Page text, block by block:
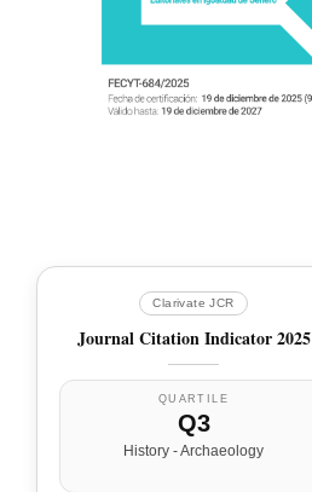
Clarivate JCR
Journal Citation Indicator 2025
QUARTILE
Q3
History - Archaeology